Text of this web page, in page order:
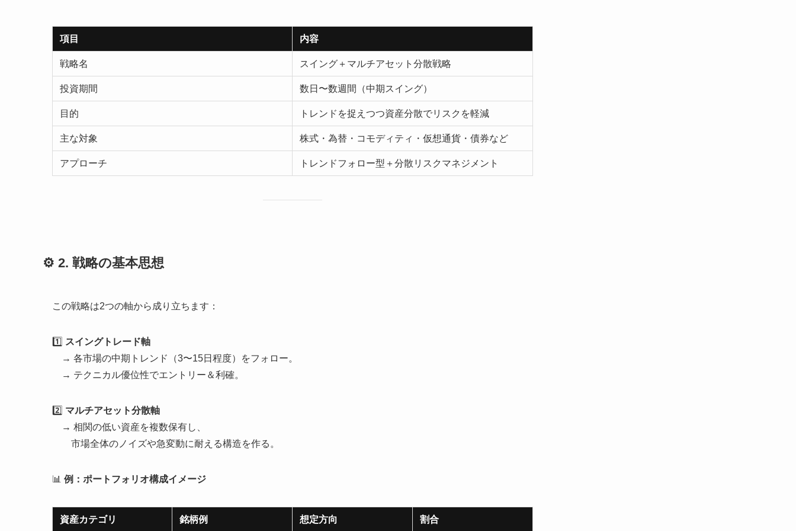
項目 内容
戦略名 スイング＋マルチアセット分散戦略
投資期間 数日〜数週間（中期スイング）
目的 トレンドを捉えつつ資産分散でリスクを軽減
主な対象 株式・為替・コモディティ・仮想通貨・債券など
アプローチ トレンドフォロー型＋分散リスクマネジメント
⚙️ 2. 戦略の基本思想
この戦略は2つの軸から成り立ちます：
1️⃣ スイングトレード軸
→ 各市場の中期トレンド（3〜15日程度）をフォロー。
→ テクニカル優位性でエントリー＆利確。
2️⃣ マルチアセット分散軸
→ 相関の低い資産を複数保有し、
市場全体のノイズや急変動に耐える構造を作る。
📊 例：ポートフォリオ構成イメージ
資産カテゴリ 銘柄例 想定方向 割合